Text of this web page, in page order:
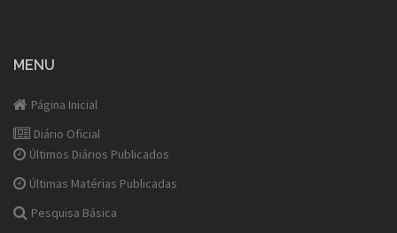
MENU
Página Inicial
Diário Oficial
Últimos Diários Publicados
Últimas Matérias Publicadas
Pesquisa Básica